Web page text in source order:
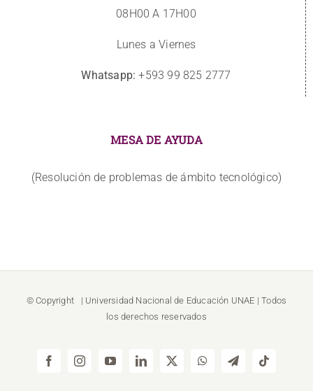
08H00 A 17H00
Lunes a Viernes
Whatsapp: +593 99 825 2777
MESA DE AYUDA
(Resolución de problemas de ámbito tecnológico)
© Copyright | Universidad Nacional de Educación UNAE | Todos
los derechos reservados
FacebookInstagramYouTubeLinkedIn
X WhatsAppTelegramTiktok